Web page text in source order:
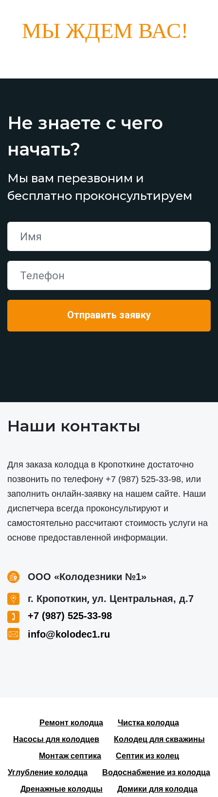
МЫ ЖДЕМ ВАС!
Не знаете с чего
начать?
Мы вам перезвоним и
бесплатно проконсультируем
Наши контакты
Для заказа колодца в Кропоткине достаточно
позвонить по телефону +7 (987) 525-33-98, или
заполнить онлайн-заявку на нашем сайте. Наши
диспетчера всегда проконсультируют и
самостоятельно рассчитают стоимость услуги на
основе предоставленной информации.
ООО «Колодезники №1»
г. Кропоткин, ул. Центральная, д.7
+7 (987) 525-33-98
info@kolodec1.ru
Ремонт колодца
Чистка колодца
Насосы для колодцев
Колодец для скважины
Монтаж септика
Септик из колец
Углубление колодца
Водоснабжение из колодца
Дренажные колодцы
Домики для колодца